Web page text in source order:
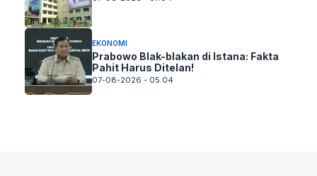
EKONOMI
Prabowo Blak-blakan di Istana: Fakta
Pahit Harus Ditelan!
07-08-2026 - 05.04